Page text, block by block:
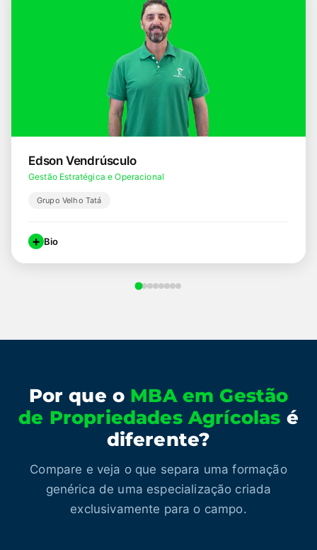
Edson Vendrúsculo
Gestão Estratégica e Operacional
Grupo Velho Tatá
+ Bio
foi mentor dos processos Agro da Endeavor. Engenheiro
Por que o MBA em Gestão
de Propriedades Agrícolas é
diferente?
Compare e veja o que separa uma formação
genérica de uma especialização criada
exclusivamente para o campo.